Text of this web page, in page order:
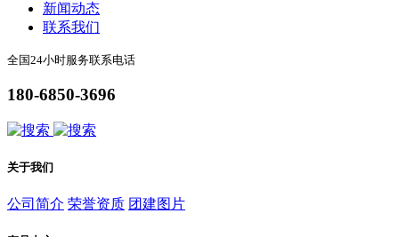
新闻动态
联系我们
全国24小时服务联系电话
180-6850-3696
关于我们
公司简介 荣誉资质 团建图片